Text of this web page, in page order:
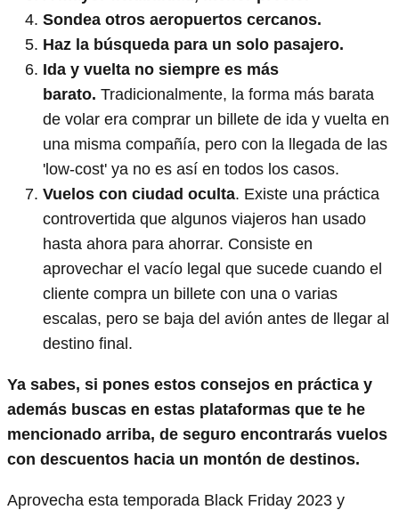
Sondea otros aeropuertos cercanos.
Haz la búsqueda para un solo pasajero.
Ida y vuelta no siempre es más
barato. Tradicionalmente, la forma más barata
de volar era comprar un billete de ida y vuelta en
una misma compañía, pero con la llegada de las
'low-cost' ya no es así en todos los casos.
Vuelos con ciudad oculta. Existe una práctica
controvertida que algunos viajeros han usado
hasta ahora para ahorrar. Consiste en
aprovechar el vacío legal que sucede cuando el
cliente compra un billete con una o varias
escalas, pero se baja del avión antes de llegar al
destino final.
Ya sabes, si pones estos consejos en práctica y
además buscas en estas plataformas que te he
mencionado arriba, de seguro encontrarás vuelos
con descuentos hacia un montón de destinos.
Aprovecha esta temporada Black Friday 2023 y